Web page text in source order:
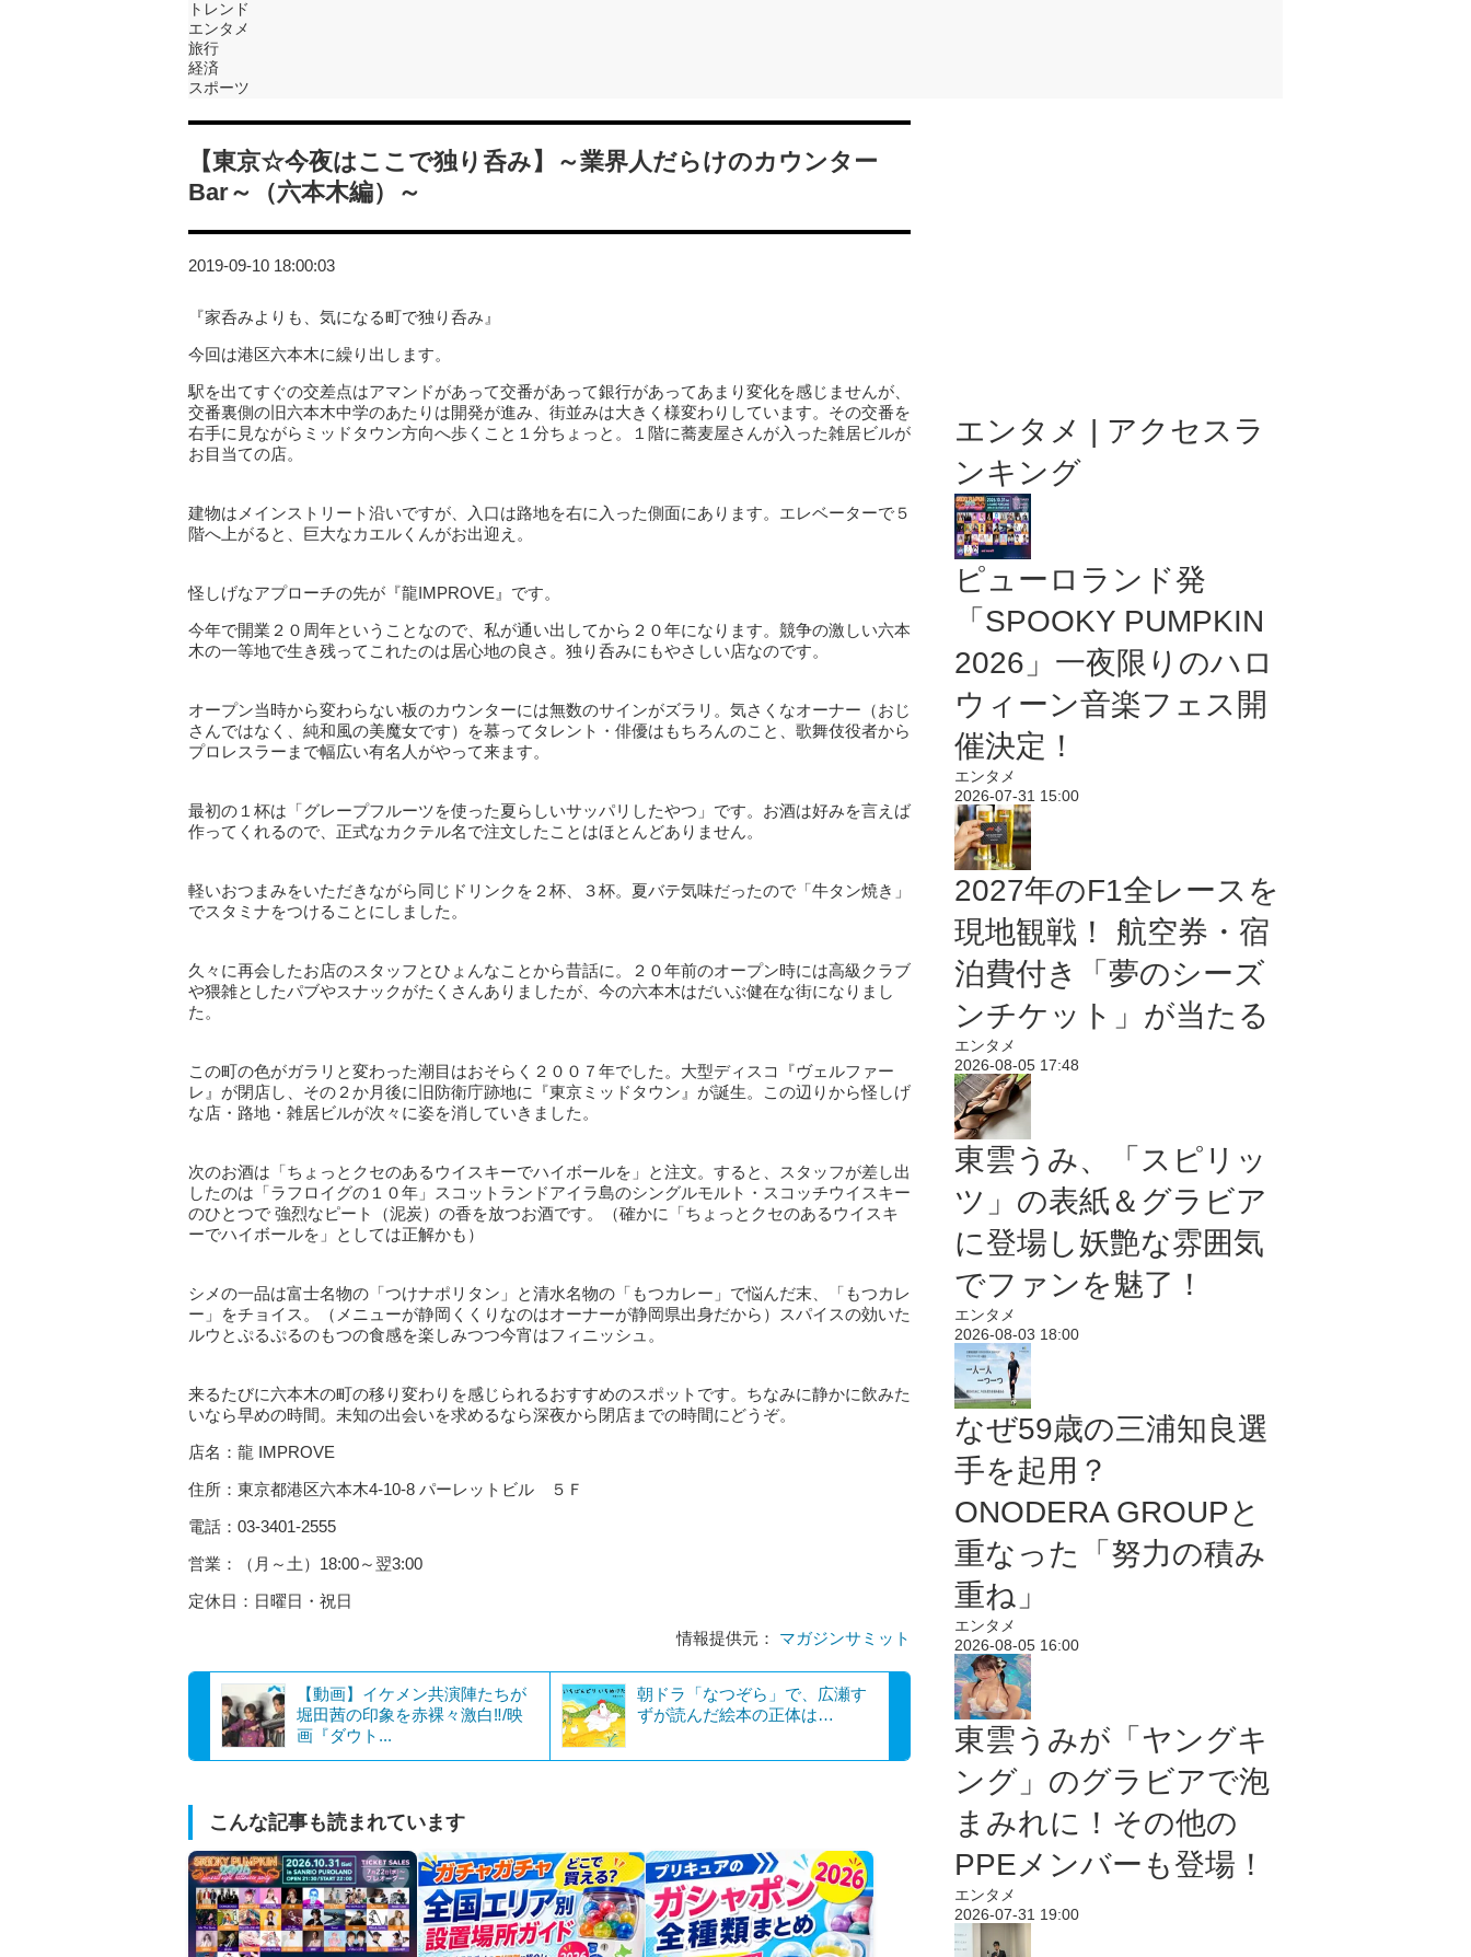
トレンド
エンタメ
旅行
経済
スポーツ
【東京☆今夜はここで独り呑み】～業界人だらけのカウンター
Bar～（六本木編）～
2019-09-10 18:00:03
『家呑みよりも、気になる町で独り呑み』
今回は港区六本木に繰り出します。
駅を出てすぐの交差点はアマンドがあって交番があって銀行があってあまり変化を感じませんが、
交番裏側の旧六本木中学のあたりは開発が進み、街並みは大きく様変わりしています。その交番を
右手に見ながらミッドタウン方向へ歩くこと１分ちょっと。１階に蕎麦屋さんが入った雑居ビルが
お目当ての店。
建物はメインストリート沿いですが、入口は路地を右に入った側面にあります。エレベーターで５
階へ上がると、巨大なカエルくんがお出迎え。
怪しげなアプローチの先が『龍IMPROVE』です。
今年で開業２０周年ということなので、私が通い出してから２０年になります。競争の激しい六本
木の一等地で生き残ってこれたのは居心地の良さ。独り呑みにもやさしい店なのです。
オープン当時から変わらない板のカウンターには無数のサインがズラリ。気さくなオーナー（おじ
さんではなく、純和風の美魔女です）を慕ってタレント・俳優はもちろんのこと、歌舞伎役者から
プロレスラーまで幅広い有名人がやって来ます。
最初の１杯は「グレープフルーツを使った夏らしいサッパリしたやつ」です。お酒は好みを言えば
作ってくれるので、正式なカクテル名で注文したことはほとんどありません。
軽いおつまみをいただきながら同じドリンクを２杯、３杯。夏バテ気味だったので「牛タン焼き」
でスタミナをつけることにしました。
久々に再会したお店のスタッフとひょんなことから昔話に。２０年前のオープン時には高級クラブ
や猥雑としたパブやスナックがたくさんありましたが、今の六本木はだいぶ健在な街になりまし
た。
この町の色がガラリと変わった潮目はおそらく２００７年でした。大型ディスコ『ヴェルファー
レ』が閉店し、その２か月後に旧防衛庁跡地に『東京ミッドタウン』が誕生。この辺りから怪しげ
な店・路地・雑居ビルが次々に姿を消していきました。
次のお酒は「ちょっとクセのあるウイスキーでハイボールを」と注文。すると、スタッフが差し出
したのは「ラフロイグの１０年」スコットランドアイラ島のシングルモルト・スコッチウイスキー
のひとつで 強烈なピート（泥炭）の香を放つお酒です。（確かに「ちょっとクセのあるウイスキ
ーでハイボールを」としては正解かも）
シメの一品は富士名物の「つけナポリタン」と清水名物の「もつカレー」で悩んだ末、「もつカレ
ー」をチョイス。（メニューが静岡くくりなのはオーナーが静岡県出身だから）スパイスの効いた
ルウとぷるぷるのもつの食感を楽しみつつ今宵はフィニッシュ。
来るたびに六本木の町の移り変わりを感じられるおすすめのスポットです。ちなみに静かに飲みた
いなら早めの時間。未知の出会いを求めるなら深夜から閉店までの時間にどうぞ。
店名：龍 IMPROVE
住所：東京都港区六本木4-10-8 パーレットビル ５Ｆ
電話：03-3401-2555
営業：（月～土）18:00～翌3:00
定休日：日曜日・祝日
情報提供元： マガジンサミット
【動画】イケメン共演陣たちが
堀田茜の印象を赤裸々激白‼/映
画『ダウト...
朝ドラ「なつぞら」で、広瀬す
ずが読んだ絵本の正体は…
こんな記事も読まれています
エンタメ | アクセスラ
ンキング
ピューロランド発
「SPOOKY PUMPKIN
2026」一夜限りのハロ
ウィーン音楽フェス開
催決定！
エンタメ
2026-07-31 15:00
2027年のF1全レースを
現地観戦！ 航空券・宿
泊費付き「夢のシーズ
ンチケット」が当たる
エンタメ
2026-08-05 17:48
東雲うみ、「スピリッ
ツ」の表紙＆グラビア
に登場し妖艶な雰囲気
でファンを魅了！
エンタメ
2026-08-03 18:00
なぜ59歳の三浦知良選
手を起用？
ONODERA GROUPと
重なった「努力の積み
重ね」
エンタメ
2026-08-05 16:00
東雲うみが「ヤングキ
ング」のグラビアで泡
まみれに！その他の
PPEメンバーも登場！
エンタメ
2026-07-31 19:00